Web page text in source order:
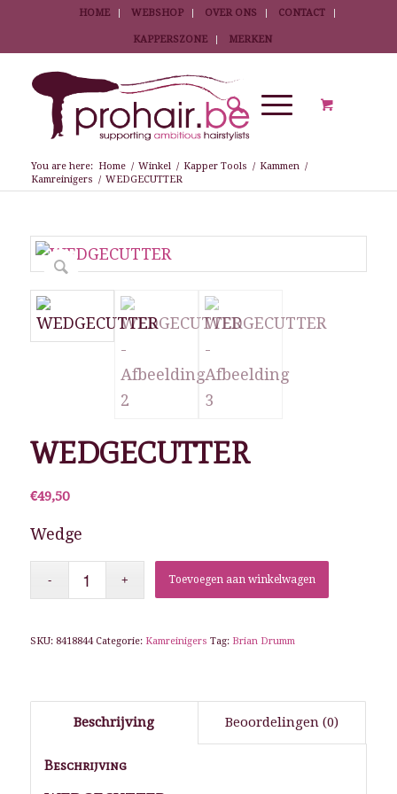
HOME WEBSHOP OVER ONS CONTACT
KAPPERSZONE MERKEN
You are here: Home / Winkel / Kapper Tools / Kammen /
Kamreinigers / WEDGECUTTER
WEDGECUTTER
€49,50
Wedge
Toevoegen aan winkelwagen
SKU: 8418844 Categorie: Kamreinigers Tag: Brian Drumm
Beschrijving Beoordelingen (0)
Beschrijving